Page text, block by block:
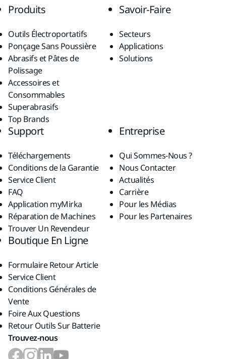
Produits
Outils Électroportatifs
Ponçage Sans Poussière
Abrasifs et Pâtes de
Polissage
Accessoires et
Consommables
Superabrasifs
Top Brands
Savoir-Faire
Secteurs
Applications
Solutions
Support
Téléchargements
Conditions de la Garantie
Service Client
FAQ
Application myMirka
Réparation de Machines
Trouver Un Revendeur
Entreprise
Qui Sommes-Nous ?
Nous Contacter
Actualités
Carrière
Pour les Médias
Pour les Partenaires
Boutique En Ligne
Formulaire Retour Article
Service Client
Conditions Générales de
Vente
Foire Aux Questions
Retour Outils Sur Batterie
Trouvez-nous